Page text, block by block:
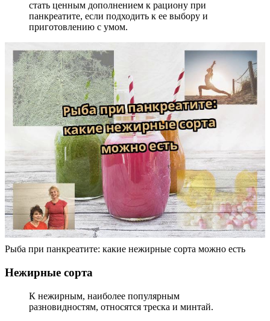
стать ценным дополнением к рациону при
панкреатите, если подходить к ее выбору и
приготовлению с умом.
Рыба при панкреатите: какие нежирные сорта можно есть
Нежирные сорта
К нежирным, наиболее популярным
разновидностям, относятся треска и минтай.